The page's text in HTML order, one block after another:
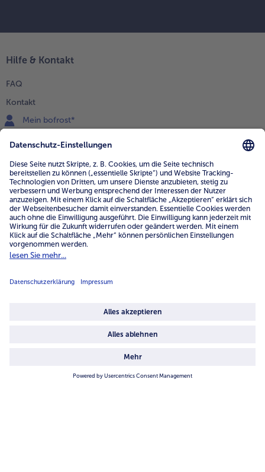
Hilfe & Kontakt
FAQ
Kontakt
Mein bofrost*
0800 - 000 19 18
Mo.-Fr.: 7-21 Uhr Sa: 8-16 Uhr
Service
Unternehmen
Über uns